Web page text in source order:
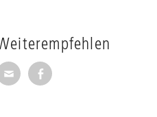
Seite per E-Mail
Seite auf Facebook